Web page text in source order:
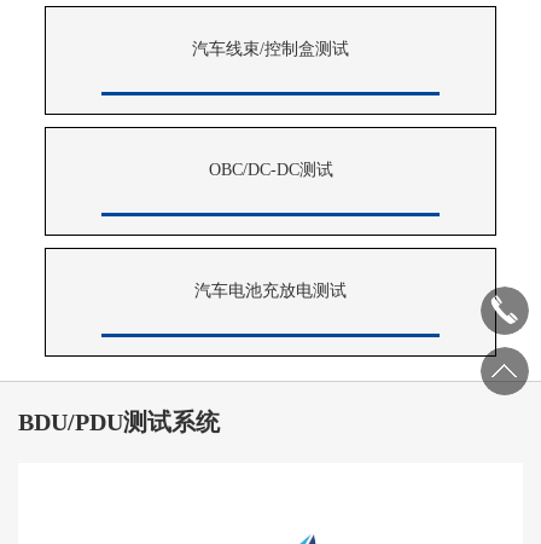
汽车线束/控制盒测试
OBC/DC-DC测试
汽车电池充放电测试
BDU/PDU测试系统